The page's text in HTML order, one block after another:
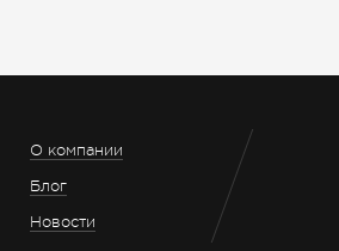
О компании
Блог
Новости